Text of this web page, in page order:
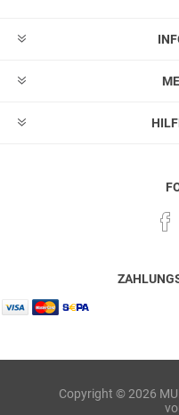
Copyright © 2026